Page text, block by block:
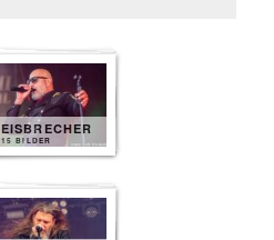
EISBRECHER
15 BILDER